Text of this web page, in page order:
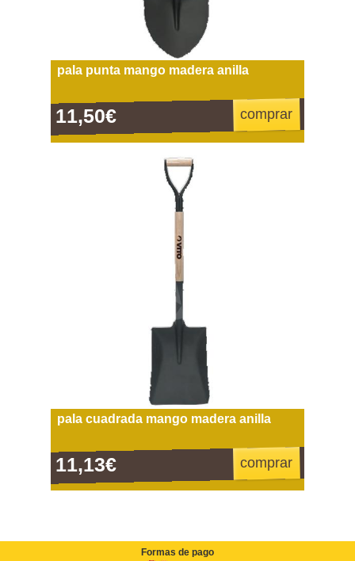
pala punta mango madera anilla
11,50€ comprar
pala cuadrada mango madera anilla
11,13€ comprar
Formas de pago